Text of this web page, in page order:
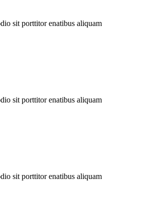
sit porttitor enatibus aliquam
sit porttitor enatibus aliquam
sit porttitor enatibus aliquam